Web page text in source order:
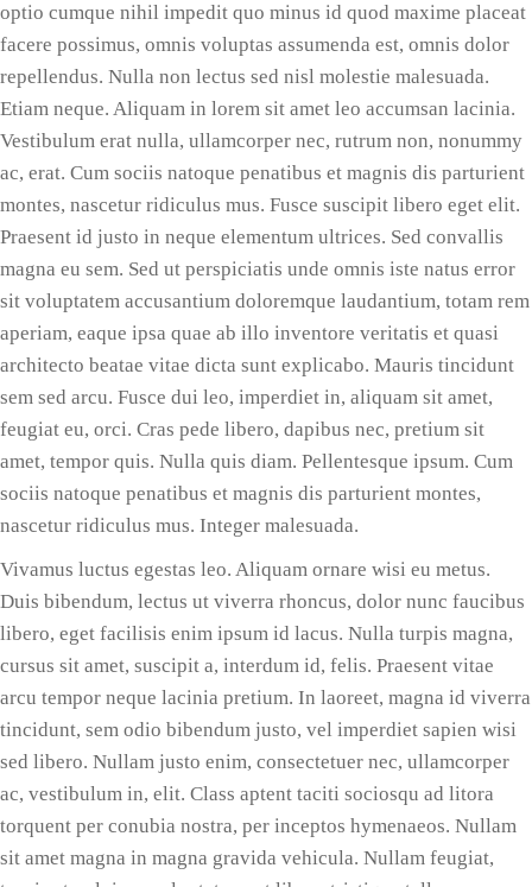
optio cumque nihil impedit quo minus id quod maxime placeat
facere possimus, omnis voluptas assumenda est, omnis dolor
repellendus. Nulla non lectus sed nisl molestie malesuada.
Etiam neque. Aliquam in lorem sit amet leo accumsan lacinia.
Vestibulum erat nulla, ullamcorper nec, rutrum non, nonummy
ac, erat. Cum sociis natoque penatibus et magnis dis parturient
montes, nascetur ridiculus mus. Fusce suscipit libero eget elit.
Praesent id justo in neque elementum ultrices. Sed convallis
magna eu sem. Sed ut perspiciatis unde omnis iste natus error
sit voluptatem accusantium doloremque laudantium, totam rem
aperiam, eaque ipsa quae ab illo inventore veritatis et quasi
architecto beatae vitae dicta sunt explicabo. Mauris tincidunt
sem sed arcu. Fusce dui leo, imperdiet in, aliquam sit amet,
feugiat eu, orci. Cras pede libero, dapibus nec, pretium sit
amet, tempor quis. Nulla quis diam. Pellentesque ipsum. Cum
sociis natoque penatibus et magnis dis parturient montes,
nascetur ridiculus mus. Integer malesuada.
Vivamus luctus egestas leo. Aliquam ornare wisi eu metus.
Duis bibendum, lectus ut viverra rhoncus, dolor nunc faucibus
libero, eget facilisis enim ipsum id lacus. Nulla turpis magna,
cursus sit amet, suscipit a, interdum id, felis. Praesent vitae
arcu tempor neque lacinia pretium. In laoreet, magna id viverra
tincidunt, sem odio bibendum justo, vel imperdiet sapien wisi
sed libero. Nullam justo enim, consectetuer nec, ullamcorper
ac, vestibulum in, elit. Class aptent taciti sociosqu ad litora
torquent per conubia nostra, per inceptos hymenaeos. Nullam
sit amet magna in magna gravida vehicula. Nullam feugiat,